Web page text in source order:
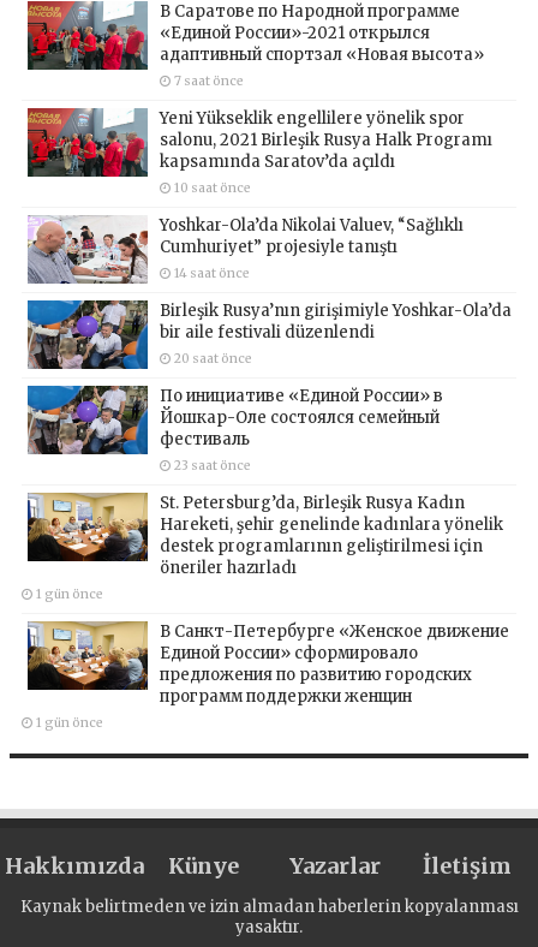
В Саратове по Народной программе
«Единой России»-2021 открылся
адаптивный спортзал «Новая высота»
7 saat önce
Yeni Yükseklik engellilere yönelik spor
salonu, 2021 Birleşik Rusya Halk Programı
kapsamında Saratov’da açıldı
10 saat önce
Yoshkar-Ola’da Nikolai Valuev, “Sağlıklı
Cumhuriyet” projesiyle tanıştı
14 saat önce
Birleşik Rusya’nın girişimiyle Yoshkar-Ola’da
bir aile festivali düzenlendi
20 saat önce
По инициативе «Единой России» в
Йошкар-Оле состоялся семейный
фестиваль
23 saat önce
St. Petersburg’da, Birleşik Rusya Kadın
Hareketi, şehir genelinde kadınlara yönelik
destek programlarının geliştirilmesi için
öneriler hazırladı
1 gün önce
В Санкт-Петербурге «Женское движение
Единой России» сформировало
предложения по развитию городских
программ поддержки женщин
1 gün önce
Hakkımızda Künye Yazarlar İletişim
Kaynak belirtmeden ve izin almadan haberlerin kopyalanması
yasaktır.